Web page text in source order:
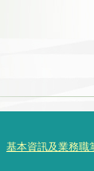
基本資訊及業務職